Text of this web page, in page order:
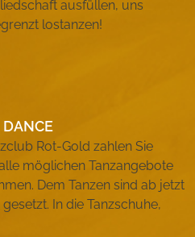
ausfüllen, uns
lostanzen!
Rot-Gold zahlen Sie
möglichen Tanzangebote
Dem Tanzen sind ab jetzt
In die Tanzschuhe,